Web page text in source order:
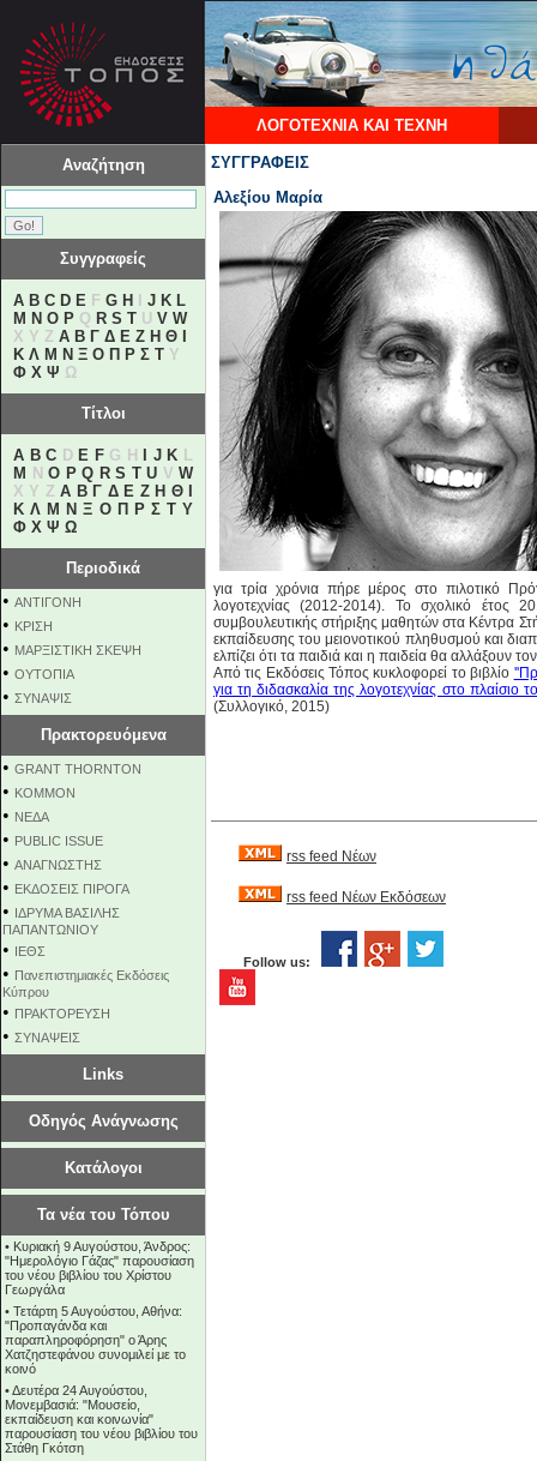
ΛΟΓΟΤΕΧΝΙΑ ΚΑΙ ΤΕΧΝΗ
Αναζήτηση
Συγγραφείς
A B C D E F G H J K L
M N O P Q R S T U V W
X Y Z Α Β Γ Δ Ε Ζ Η Θ
Κ Λ Μ Ν Ξ Ο Π Ρ Σ Τ Υ
Φ Χ Ψ Ω
Τίτλοι
A B C D E FG H J K L
M
N O P Q R S T U V W
X Y ZΑ Β Γ Δ Ε Ζ Η Θ
Κ Λ Μ Ν Ξ Ο Π Ρ Σ Τ Υ
Φ Χ Ψ Ω
Περιοδικά
• ΑΝΤΙΓΟΝΗ
• ΚΡΙΣΗ
• ΜΑΡΞΙΣΤΙΚΗ ΣΚΕΨΗ
• ΟΥΤΟΠΙΑ
• ΣΥΝΑΨΙΣ
Πρακτορευόμενα
• GRANT THORNTON
• KOMMON
• NEΔΑ
• PUBLIC ISSUE
• ΑΝΑΓΝΩΣΤΗΣ
• ΕΚΔΟΣΕΙΣ ΠΙΡΟΓΑ
• ΙΔΡΥΜΑ ΒΑΣΙΛΗΣ
ΠΑΠΑΝΤΩΝΙΟΥ
• ΙΕΘΣ
• Πανεπιστημιακές Εκδόσεις
Κύπρου
• ΠΡΑΚΤΟΡΕΥΣΗ
• ΣΥΝΑΨΕΙΣ
Links
Οδηγός Ανάγνωσης
Κατάλογοι
Τα νέα του Τόπου
• Κυριακή 9 Αυγούστου, Άνδρος:
"Ημερολόγιο Γάζας" παρουσίαση
του νέου βιβλίου του Χρίστου
Γεωργάλα
• Τετάρτη 5 Αυγούστου, Αθήνα:
"Προπαγάνδα και
παραπληροφόρηση" ο Άρης
Χατζηστεφάνου συνομιλεί με το
κοινό
•Δευτέρα 24 Αυγούστου,
Μονεμβασιά: "Μουσείο,
εκπαίδευση και κοινωνία"
παρουσίαση του νέου βιβλίου του
Στάθη Γκότση
ΣΥΓΓΡΑΦΕΙΣ
Αλεξίου Μαρία
για τρία χρόνια πήρε μέρος στο πιλοτικό
λογοτεχνίας (2012-2014). Το σχολικό έτος
συμβουλευτικής στήριξης μαθητών στα Κέντρα
εκπαίδευσης του μειονοτικού πληθυσμού και
ελπίζει ότι τα παιδιά και η παιδεία θα αλλάξουν
Από τις Εκδόσεις Τόπος κυκλοφορεί το βιβλίο
για τη διδασκαλία της λογοτεχνίας στο
(Συλλογικό, 2015)
rss feed Νέων
rss feed Νέων Εκδόσεων
Follow us: